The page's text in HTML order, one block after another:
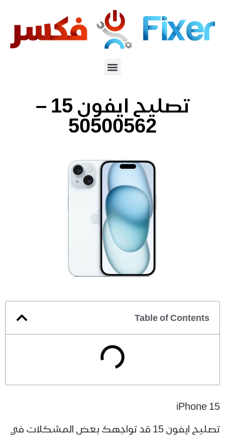
تصليح ايفون 15 –
50500562
Table of Contents
iPhone
تصليح ايفون 15 قد تواجهك بعض المشكلات في